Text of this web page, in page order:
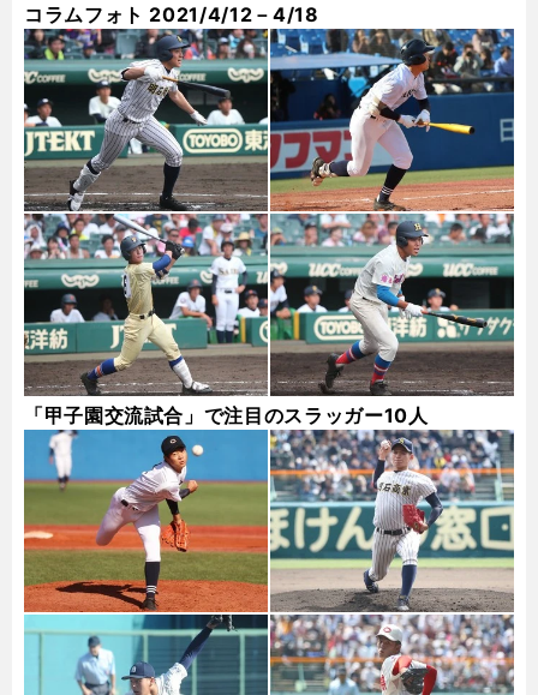
コラムフォト 2021/4/12－4/18
「甲子園交流試合」で注目のスラッガー10人